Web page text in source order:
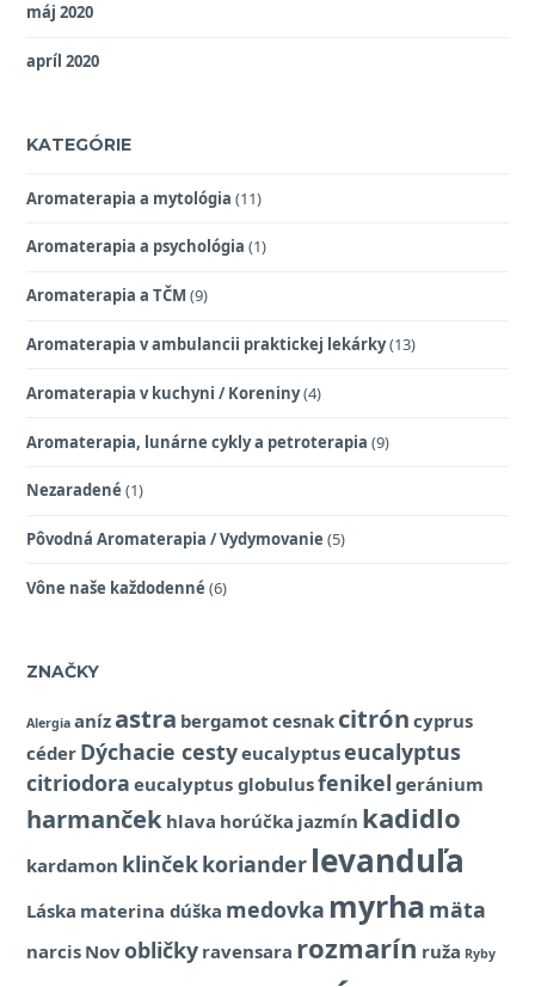
máj 2020
apríl 2020
KATEGÓRIE
Aromaterapia a mytológia (11)
Aromaterapia a psychológia (1)
Aromaterapia a TČM (9)
Aromaterapia v ambulancii praktickej lekárky(13)
Aromaterapia v kuchyni / Koreniny(4)
Aromaterapia, lunárne cykly a petroterapia (9)
Nezaradené (1)
Pôvodná Aromaterapia / Vydymovanie (5)
Vône naše každodenné (6)
ZNAČKY
Alergia aníz astra bergamot cesnak citrón cyprus
céder Dýchacie cestyeucalyptuseucalyptus
citriodora eucalyptus globulusfenikel geránium
harmanček hlava horúčka jazmín kadidlo
kardamon klinčekkoriander levanduľa
Láska materina dúška medovka myrha mäta
narcis Novobličky ravensara rozmarín ruža Ryby